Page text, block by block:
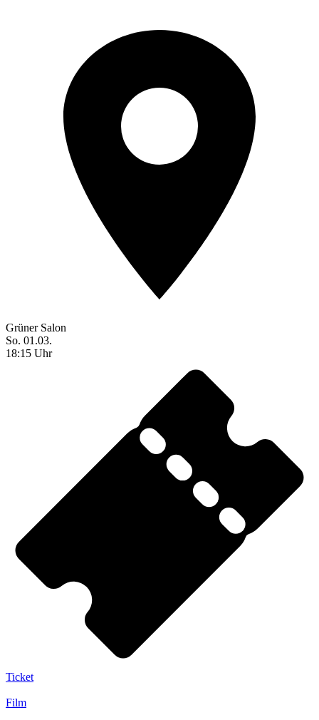
Grüner Salon
So. 01.03.
18:15 Uhr
Ticket
Film